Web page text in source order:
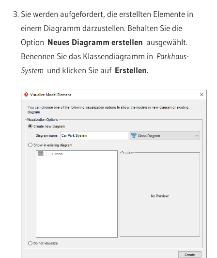
Sie werden aufgefordert, die erstellten Elemente in
einem Diagramm darzustellen. Behalten Sie die
Option Neues Diagramm erstellen ausgewählt.
Benennen Sie das Klassendiagramm in Parkhaus-
Systemund klicken Sie auf Erstellen.